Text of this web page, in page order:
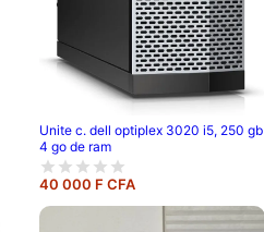
Unite c. dell optiplex 3020 i5, 250 gb
4 go de ram
40 000 F CFA